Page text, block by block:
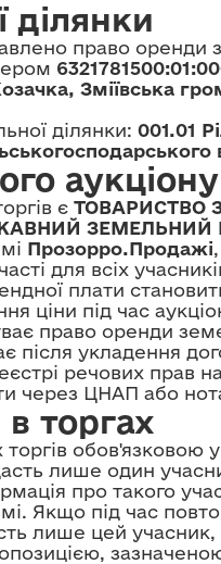
Для
ділянки
право оренди
Зміївська
ділянки: 001.01
аукціону
є ТОВАРИСТВО
ЗЕМЕЛЬНИЙ
Прозорро.Продажі
для всіх
плати
ціни під час
право оренди
після укладення
речових прав
через ЦНАП або
торгах
лише один
про такого
Якщо під час
лише цей учасник,